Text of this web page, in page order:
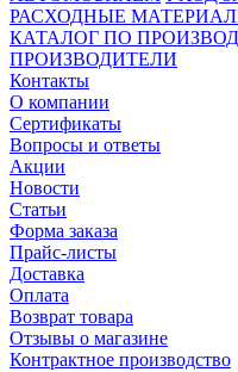
РАСХОДНЫЕ
КАТАЛОГ ПО
ПРОИЗВОДИТЕЛИ
Контакты
О компании
Сертификаты
Вопросы и ответы
Акции
Новости
Статьи
Форма заказа
Прайс-листы
Доставка
Оплата
Возврат товара
Отзывы о магазине
Контрактное производство